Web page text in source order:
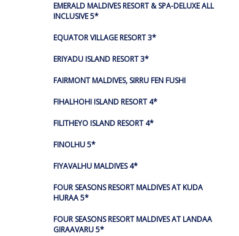
EMERALD MALDIVES RESORT & SPA-DELUXE ALL
INCLUSIVE 5*
EQUATOR VILLAGE RESORT 3*
ERIYADU ISLAND RESORT 3*
FAIRMONT MALDIVES, SIRRU FEN FUSHI
FIHALHOHI ISLAND RESORT 4*
FILITHEYO ISLAND RESORT 4*
FINOLHU 5*
FIYAVALHU MALDIVES 4*
FOUR SEASONS RESORT MALDIVES AT KUDA
HURAA 5*
FOUR SEASONS RESORT MALDIVES AT LANDAA
GIRAAVARU 5*